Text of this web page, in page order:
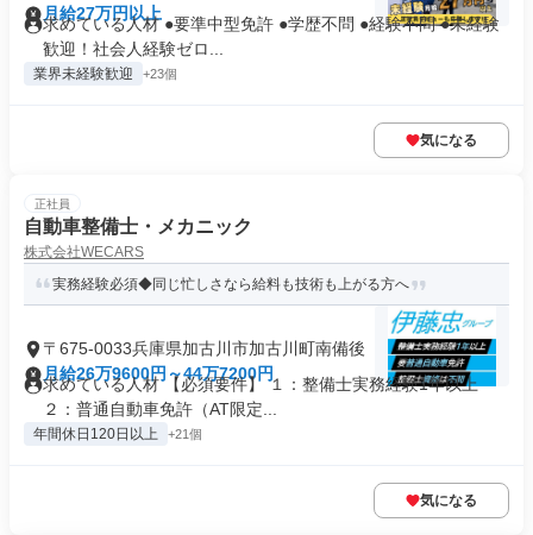
月給27万円以上
求めている人材 ●要準中型免許 ●学歴不問 ●経験不問 ●未経験
歓迎！社会人経験ゼロ...
業界未経験歓迎 +23個
気になる
正社員
自動車整備士・メカニック
株式会社WECARS
実務経験必須◆同じ忙しさなら給料も技術も上がる方へ
〒675-0033兵庫県加古川市加古川町南備後
月給26万9600円～44万7200円
求めている人材 【必須要件】 １：整備士実務経験1年以上
２：普通自動車免許（AT限定...
年間休日120日以上 +21個
気になる